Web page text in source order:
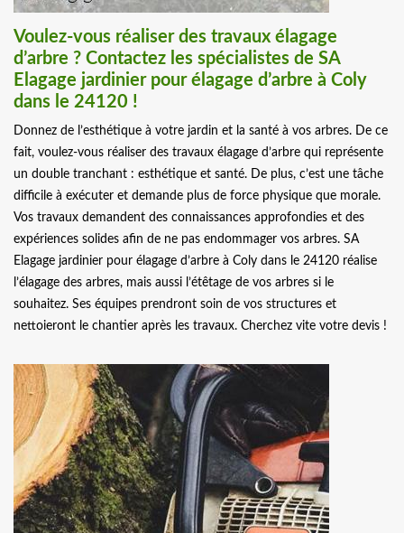
Voulez-vous réaliser des travaux élagage
d’arbre ? Contactez les spécialistes de SA
Elagage jardinier pour élagage d’arbre à Coly
dans le 24120 !
Donnez de l’esthétique à votre jardin et la santé à vos arbres. De ce
fait, voulez-vous réaliser des travaux élagage d’arbre qui représente
un double tranchant : esthétique et santé. De plus, c’est une tâche
difficile à exécuter et demande plus de force physique que morale.
Vos travaux demandent des connaissances approfondies et des
expériences solides afin de ne pas endommager vos arbres. SA
Elagage jardinier pour élagage d’arbre à Coly dans le 24120 réalise
l’élagage des arbres, mais aussi l’étêtage de vos arbres si le
souhaitez. Ses équipes prendront soin de vos structures et
nettoieront le chantier après les travaux. Cherchez vite votre devis !